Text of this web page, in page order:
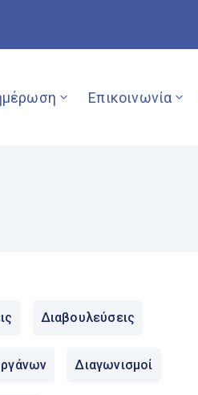
Επικοινωνία
Διαβουλεύσεις
Διαγωνισμοί